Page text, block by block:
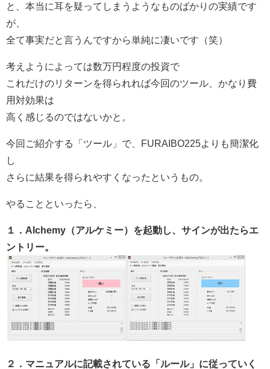
と、本当に耳を疑ってしまうようなものばかりの実績です
が、
全て事実だと言うんですから単純に凄いです（笑）
考えようによっては数万円程度の投資で
これだけのリターンを得られれば今回のツール、かなり費
用対効果は
高く感じるのではないかと。
今回ご紹介する「ツール」で、FURAIBO225よりも簡潔化
し
さらに結果を得られやすくなったというもの。
やることといったら、
１．Alchemy（アルケミー）を起動し、サインが出たらエ
ントリー。
２．マニュアルに記載されている「ルール」に従っていく